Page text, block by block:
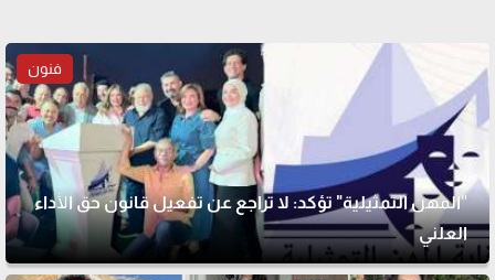
فنون
"المهن التمثيلية" تؤكد: لا تراجع عن تفعيل قانون حق الأداء
العلني